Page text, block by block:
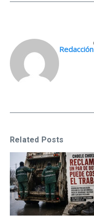
Redacción
Related Posts